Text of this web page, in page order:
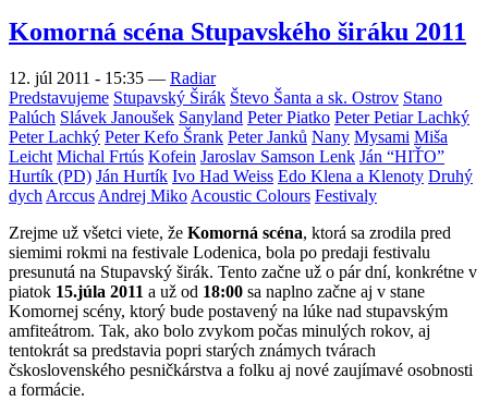
Komorná scéna Stupavského širáku 2011
12. júl 2011 - 15:35 — Radiar
Predstavujeme Stupavský Širák Števo Šanta a sk. Ostrov Stano
Palúch Slávek Janoušek Sanyland Peter Piatko Peter Petiar Lachký
Peter Lachký Peter Kefo Šrank Peter Janků Nany Mysami Miša
Leicht Michal Frtús Kofein Jaroslav Samson Lenk Ján “HIŤO”
Hurtík (PD) Ján Hurtík Ivo Had Weiss Edo Klena a Klenoty Druhý
dych Arccus Andrej Miko Acoustic Colours Festivaly
Zrejme už všetci viete, že Komorná scéna, ktorá sa zrodila pred
siemimi rokmi na festivale Lodenica, bola po predaji festivalu
presunutá na Stupavský širák. Tento začne už o pár dní, konkrétne v
piatok 15.júla 2011 a už od 18:00 sa naplno začne aj v stane
Komornej scény, ktorý bude postavený na lúke nad stupavským
amfiteátrom. Tak, ako bolo zvykom počas minulých rokov, aj
tentokrát sa predstavia popri starých známych tvárach
čskoslovenského pesničkárstva a folku aj nové zaujímavé osobnosti
a formácie.